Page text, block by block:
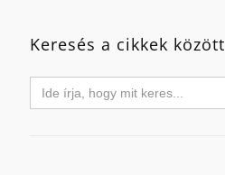
Keresés a cikkek között
Search
for: